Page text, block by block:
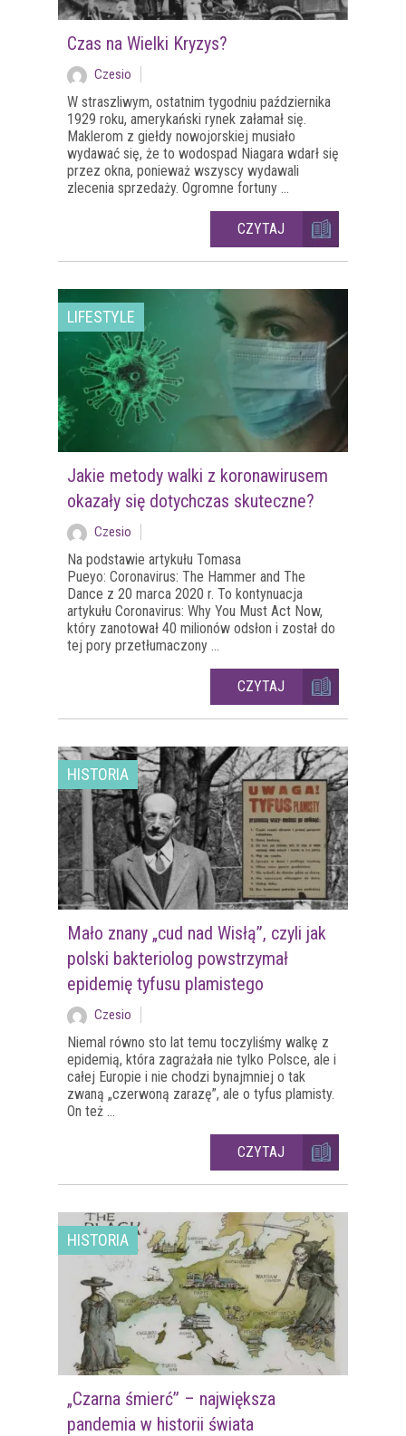
Czas na Wielki Kryzys?
Czesio
W straszliwym, ostatnim tygodniu października
1929 roku, amerykański rynek załamał się.
Maklerom z giełdy nowojorskiej musiało
wydawać się, że to wodospad Niagara wdarł się
przez okna, ponieważ wszyscy wydawali
zlecenia sprzedaży. Ogromne fortuny ...
CZYTAJ
LIFESTYLE
Jakie metody walki z koronawirusem
okazały się dotychczas skuteczne?
Czesio
Na podstawie artykułu Tomasa
Pueyo: Coronavirus: The Hammer and The
Dance z 20 marca 2020 r. To kontynuacja
artykułu Coronavirus: Why You Must Act Now,
który zanotował 40 milionów odsłon i został do
tej pory przetłumaczony ...
CZYTAJ
HISTORIA
Mało znany „cud nad Wisłą”, czyli jak
polski bakteriolog powstrzymał
epidemię tyfusu plamistego
Czesio
Niemal równo sto lat temu toczyliśmy walkę z
epidemią, która zagrażała nie tylko Polsce, ale i
całej Europie i nie chodzi bynajmniej o tak
zwaną „czerwoną zarazę”, ale o tyfus plamisty.
On też ...
CZYTAJ
HISTORIA
„Czarna śmierć” – największa
pandemia w historii świata